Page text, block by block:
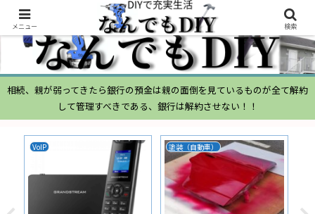
相続、親が弱ってきたら銀行の預金は親の面倒を見ているものが全て解約
して管理すべきである、銀行は解約させない！！
VoIP 塗装（自動車）
メニュー 検索